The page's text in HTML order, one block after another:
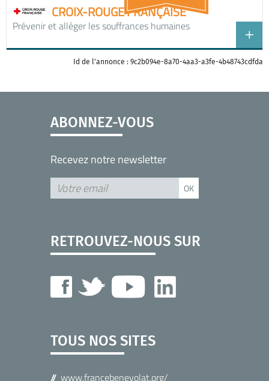
CROIX-ROUGE FRANÇAISE
Prévenir et alléger les souffrances humaines
Id de l'annonce : 9c2b094e-8a70-4aa3-a3fe-4b48743cdfda
ABONNEZ-VOUS
Recevez notre newsletter
RETROUVEZ-NOUS SUR
TOUS NOS SITES
www.francebenevolat.org/